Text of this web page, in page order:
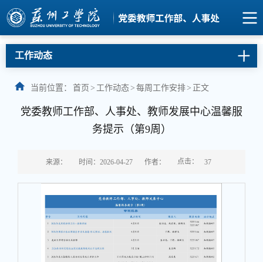
工作动态
当前位置： 首页 > 工作动态> 每周工作安排> 正文
党委教师工作部、人事处、教师发展中心温馨服
务提示（第9周）
来源： 时间：2026-04-27 作者： 点击： 37